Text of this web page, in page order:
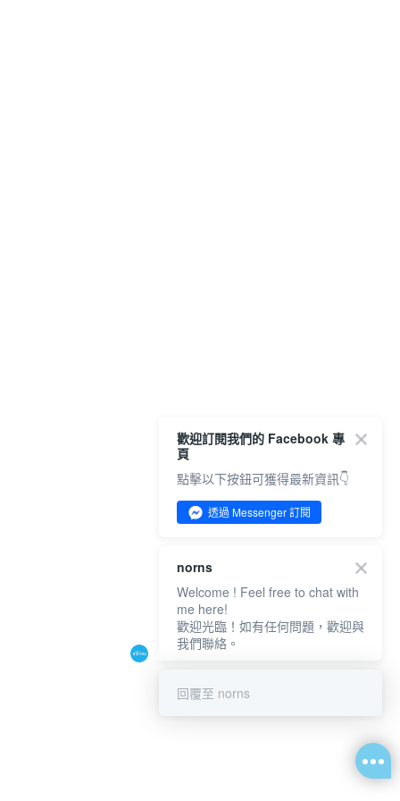
歡迎訂閱我們的 Facebook 專
頁
點擊以下按鈕可獲得最新資訊👇
透過 Messenger 訂閱
norns
Welcome ! Feel free to chat with
me here!
歡迎光臨！如有任何問題，歡迎與
我們聯絡。
回覆至 norns